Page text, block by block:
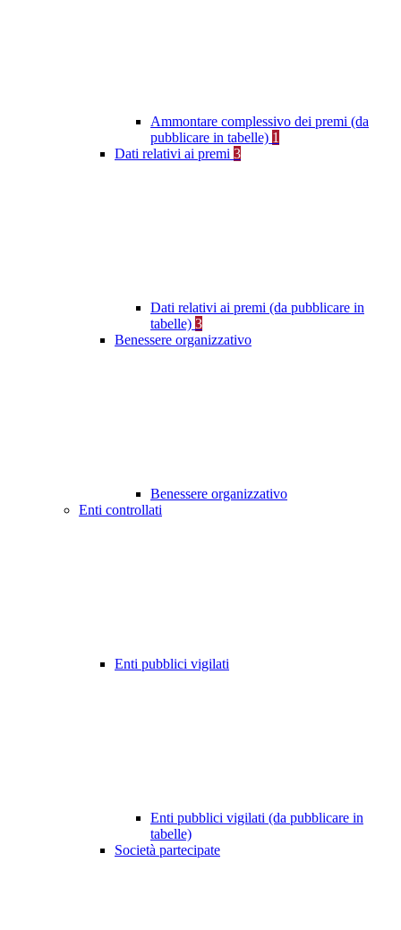
Ammontare complessivo dei premi (da
pubblicare in tabelle) 1
Dati relativi ai premi 3
Dati relativi ai premi (da pubblicare in
tabelle) 3
Benessere organizzativo
Benessere organizzativo
Enti controllati
Enti pubblici vigilati
Enti pubblici vigilati (da pubblicare in
tabelle)
Società partecipate